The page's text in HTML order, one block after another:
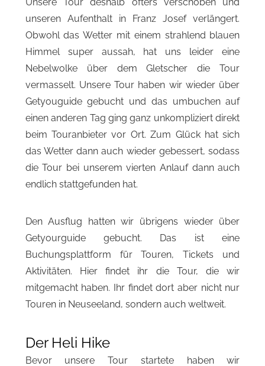
unseren Aufenthalt in Franz Josef verlängert.
Obwohl das Wetter mit einem strahlend blauen
Himmel super aussah, hat uns leider eine
Nebelwolke über dem Gletscher die Tour
vermasselt. Unsere Tour haben wir wieder über
Getyouguide gebucht und das umbuchen auf
einen anderen Tag ging ganz unkompliziert direkt
beim Touranbieter vor Ort. Zum Glück hat sich
das Wetter dann auch wieder gebessert, sodass
die Tour bei unserem vierten Anlauf dann auch
endlich stattgefunden hat.
Den Ausflug hatten wir übrigens wieder über
Getyourguide gebucht. Das ist eine
Buchungsplattform für Touren, Tickets und
Aktivitäten. Hier findet ihr die Tour, die wir
mitgemacht haben. Ihr findet dort aber nicht nur
Touren in Neuseeland, sondern auch weltweit.
Der Heli Hike
Bevor unsere Tour startete haben wir